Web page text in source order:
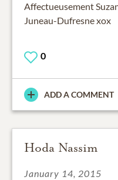
Affectueusement
Juneau-Dufresne xox
0
ADD A COMMENT
Hoda Nassim
January 14, 2015